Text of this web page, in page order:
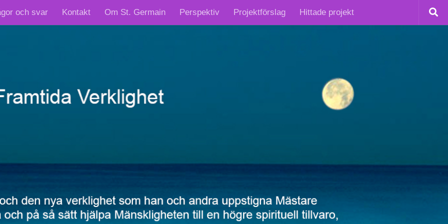
och svar Kontakt Om St. Germain Perspektiv Projektförslag Hittade projekt